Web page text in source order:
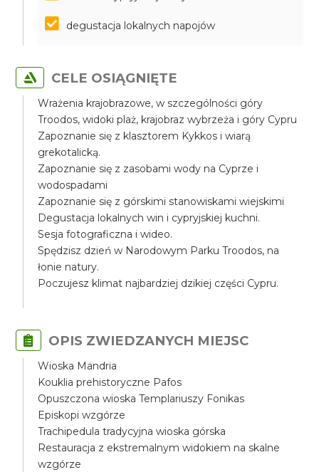
degustacja lokalnych napojów
CELE OSIĄGNIĘTE
Wrażenia krajobrazowe, w szczególności góry
Troodos, widoki plaż, krajobraz wybrzeża i góry Cypru
Zapoznanie się z klasztorem Kykkos i wiarą
grekotalicką.
Zapoznanie się z zasobami wody na Cyprze i
wodospadami
Zapoznanie się z górskimi stanowiskami wiejskimi
Degustacja lokalnych win i cypryjskiej kuchni.
Sesja fotograficzna i wideo.
Spędzisz dzień w Narodowym Parku Troodos, na
łonie natury.
Poczujesz klimat najbardziej dzikiej części Cypru.
OPIS ZWIEDZANYCH MIEJSC
Wioska Mandria
Kouklia prehistoryczne Pafos
Opuszczona wioska Templariuszy Fonikas
Episkopi wzgórze
Trachipedula tradycyjna wioska górska
Restauracja z ekstremalnym widokiem na skalne
wzgórze